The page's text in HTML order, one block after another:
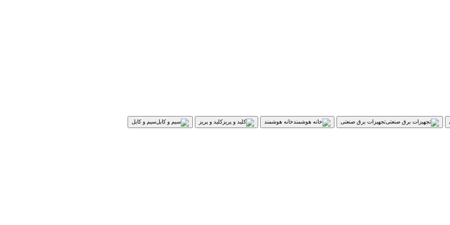
تجهیزات برق صنعتی خانه هوشمند کلید و پریز سیم و کابل